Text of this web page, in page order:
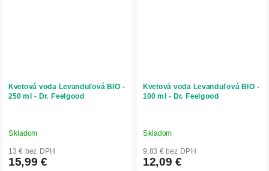
Kvetová voda Levanduľová BIO -
250 ml - Dr. Feelgood
Skladom
13 € bez DPH
15,99 €
Kvetová voda Levanduľová BIO -
100 ml - Dr. Feelgood
Skladom
9,83 € bez DPH
12,09 €